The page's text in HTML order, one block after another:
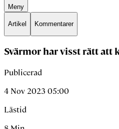
Meny
Artikel Kommentarer
Svärmor har visst rätt
Publicerad
4 Nov 2023 05:00
Lästid